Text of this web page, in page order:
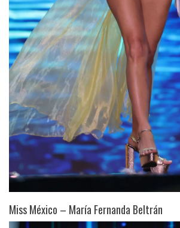
Miss México – María Fernanda Beltrán